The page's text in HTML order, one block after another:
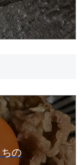
の